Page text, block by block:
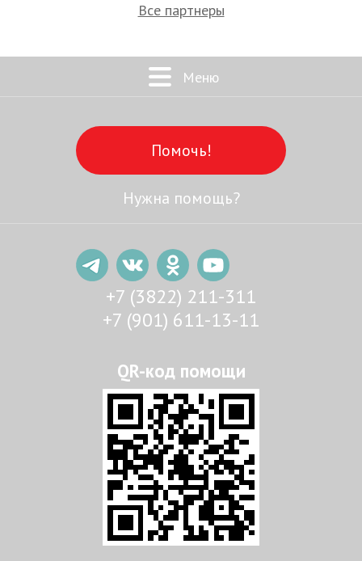
Все партнеры
Меню
Помочь!
Нужна помощь?
+7 (3822) 211-311
+7 (901) 611-13-11